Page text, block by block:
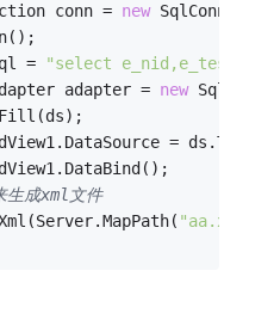
conn =
new
=
"select e_nid,e_test
adapter =
new
=
成xml文件
"aa.xml"